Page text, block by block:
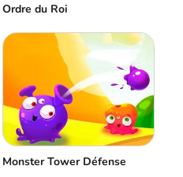
Ordre du Roi
Monster Tower Défense